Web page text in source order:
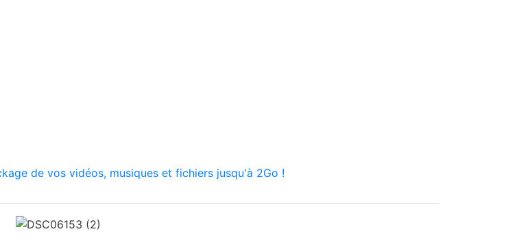
de vos vidéos, musiques et fichiers jusqu'à 2Go !